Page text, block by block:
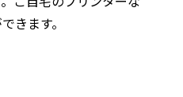
きます。